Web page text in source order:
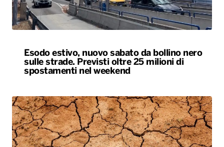
Esodo estivo, nuovo sabato da bollino nero
sulle strade. Previsti oltre 25 milioni di
spostamenti nel weekend